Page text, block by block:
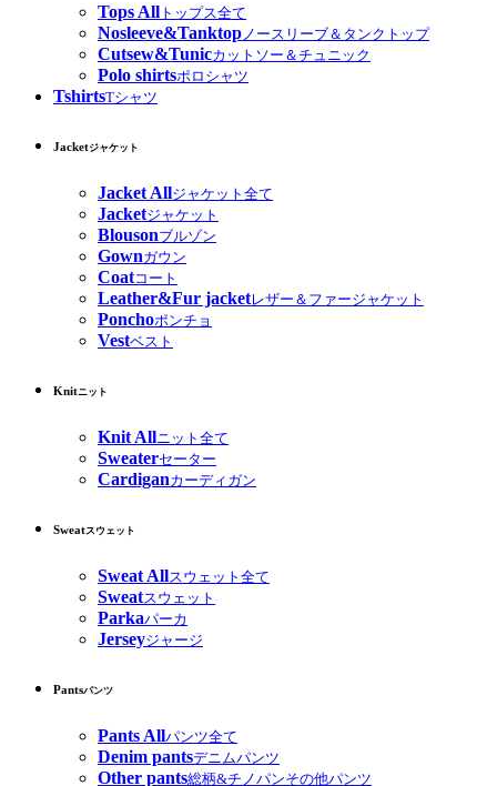
Tops All トップス全て
Nosleeve&Tanktop ノースリーブ＆タンクトップ
Cutsew&Tunicカットソー＆チュニック
Polo shirtsポロシャツ
TshirtsTシャツ
Jacketジャケット
Jacket Allジャケット全て
Jacketジャケット
Blousonブルゾン
Gownガウン
Coatコート
Leather&Fur jacketレザー＆ファージャケット
Ponchoポンチョ
Vestベスト
Knitニット
Knit Allニット全て
Sweaterセーター
Cardiganカーディガン
Sweatスウェット
Sweat Allスウェット全て
Sweatスウェット
Parkaパーカ
Jerseyジャージ
Pantsパンツ
Pants Allパンツ全て
Denim pantsデニムパンツ
Other pants総柄&チノパンその他パンツ